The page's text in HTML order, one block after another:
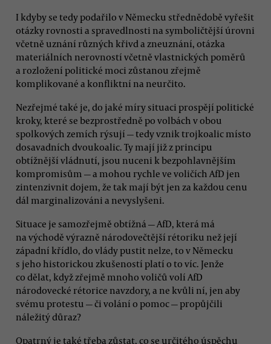
I kdyby se tedy podařilo v Německu střednědobě vyřešit
otázky rovnosti a spravedlnosti na symboličtější úrovni
včetně uznání různých křivd a zneuznání, otázka
materiálních nerovností včetně vlastnických poměrů
a rozložení politické moci zůstanou zřejmě
komplikované a konfliktní na neurčito.
Nezřejmé také je, do jaké míry situaci prospějí politické
kroky, které se bezprostředně po volbách v obou
spolkových zemích rýsují — tedy vznik trojkoalic místo
dosavadních dvoukoalic. Ty mají již z principu
obtížnější vládnutí, jsou nuceni k bezpohlavnějším
kompromisům — a mohou rychle ve voličích AfD jen
zintenzivnit dojem, že tak mají být jen za každou cenu
dál marginalizováni a nevyslyšeni.
Situace je samozřejmě obtížná — AfD, která má
na východě výrazně národovečtější rétoriku než její
západní křídlo, do vlády pustit nelze, to v Německu
s jeho historickou zkušeností platí o to víc. Jenže
co dělat, když zřejmě mnoho voličů volí AfD
národovecké rétorice navzdory, a ne kvůli ní, jen aby
svému protestu — či volání o pomoc — propůjčili
náležitý důraz?
Opatrný je také třeba zůstat, co se určitého úspěchu